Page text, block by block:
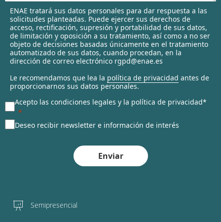
l
e
c
t
e
d
ENAE tratará sus datos personales para dar respuesta a las
solicitudes planteadas. Puede ejercer sus derechos de
acceso, rectificación, supresión y portabilidad de sus datos,
de limitación y oposición a su tratamiento, así como a no ser
objeto de decisiones basadas únicamente en el tratamiento
automatizado de sus datos, cuando procedan, en la
dirección de correo electrónico rgpd@enae.es
Le recomendamos que lea la política de privacidad antes de
proporcionarnos sus datos personales.
Acepto las condiciones legales y la política de privacidad*
Deseo recibir newsletter e información de interés
Enviar
Semipresencial